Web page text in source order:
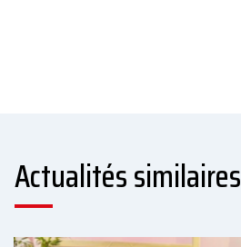
Actualités similaires